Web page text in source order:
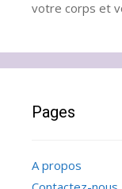
votre corps et
Pages
A propos